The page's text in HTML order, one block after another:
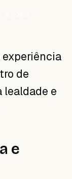
de
lealdade e
e